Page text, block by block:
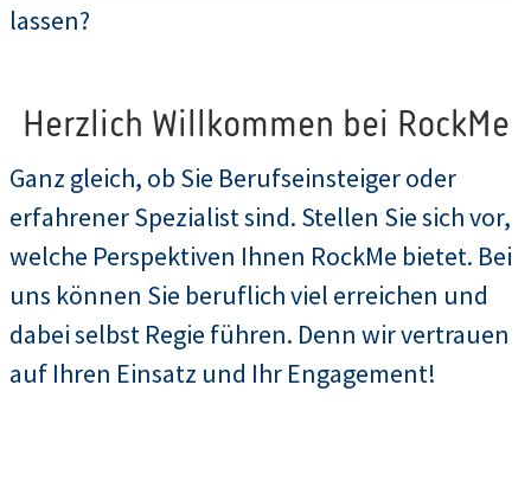
lassen?
Herzlich Willkommen bei RockMe
Ganz gleich, ob Sie Berufseinsteiger oder
erfahrener Spezialist sind. Stellen Sie sich vor,
welche Perspektiven Ihnen RockMe bietet. Bei
uns können Sie beruflich viel erreichen und
dabei selbst Regie führen. Denn wir vertrauen
auf Ihren Einsatz und Ihr Engagement!